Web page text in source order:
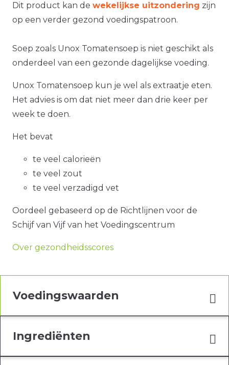
Dit product kan de wekelijkse uitzondering zijn
op een verder gezond voedingspatroon.
Soep zoals Unox Tomatensoep is niet geschikt als
onderdeel van een gezonde dagelijkse voeding.
Unox Tomatensoep kun je wel als extraatje eten.
Het advies is om dat niet meer dan drie keer per
week te doen.
Het bevat
te veel calorieën
te veel zout
te veel verzadigd vet
Oordeel gebaseerd op de Richtlijnen voor de
Schijf van Vijf van het Voedingscentrum
Over gezondheidsscores
Voedingswaarden
Ingrediënten